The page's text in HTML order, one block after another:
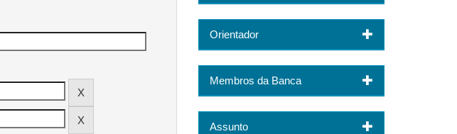
Orientador
Membros da Banca
Assunto